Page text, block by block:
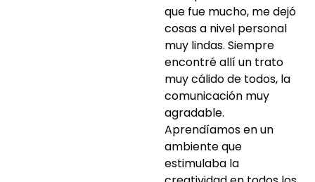
que fue mucho, me dejó
cosas a nivel personal
muy lindas. Siempre
encontré allí un trato
muy cálido de todos, la
comunicación muy
agradable.
Aprendíamos en un
ambiente que
estimulaba la